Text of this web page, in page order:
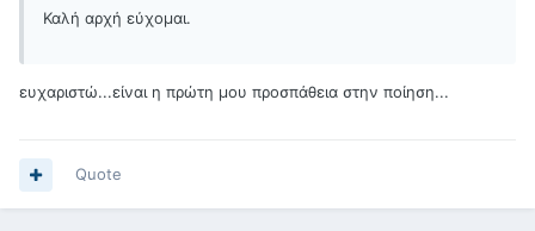
Καλή αρχή εύχομαι.
ευχαριστώ...είναι η πρώτη μου προσπάθεια στην ποίηση...
Quote